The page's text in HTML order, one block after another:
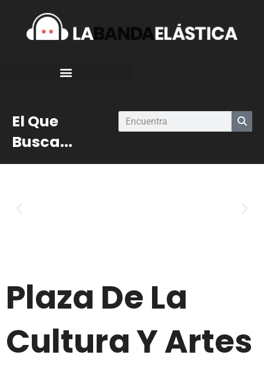
El Que
Busca...
Plaza De La
Cultura Y Artes